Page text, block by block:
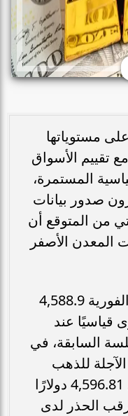
مستوياتها
تقييم الأسواق
المستمرة،
صدور بيانات
من المتوقع أن
المعدن الأصفر
وسجل الذهب في المعاملات الفورية 4,588.9
قياسيًا عند
الجلسة السابقة، في
للذهب
تسليم مارس بنسبة 0.4% إلى 4,596.81 دولارًا
الحذر لدى